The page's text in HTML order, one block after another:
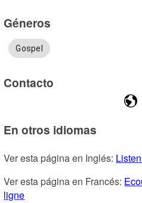
Géneros
Gospel
Contacto
En otros idiomas
Ver esta página en Inglés:
Ver esta página en Francés:
ligne